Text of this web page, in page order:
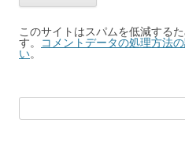
このサイトはスパムを低減する
す。
コメントデータの処理方法
い。